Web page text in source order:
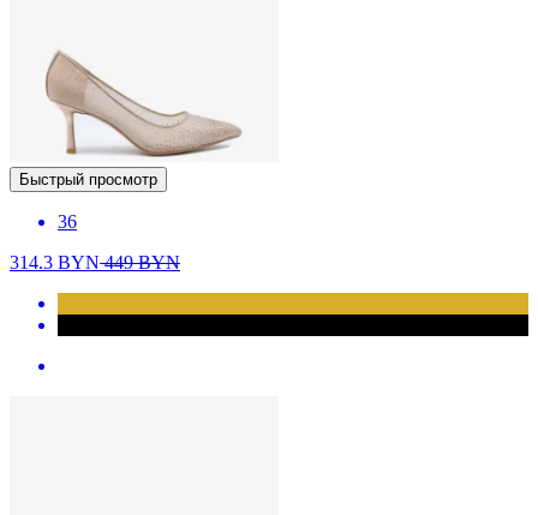
Быстрый просмотр
36
314.3 BYN449BYN